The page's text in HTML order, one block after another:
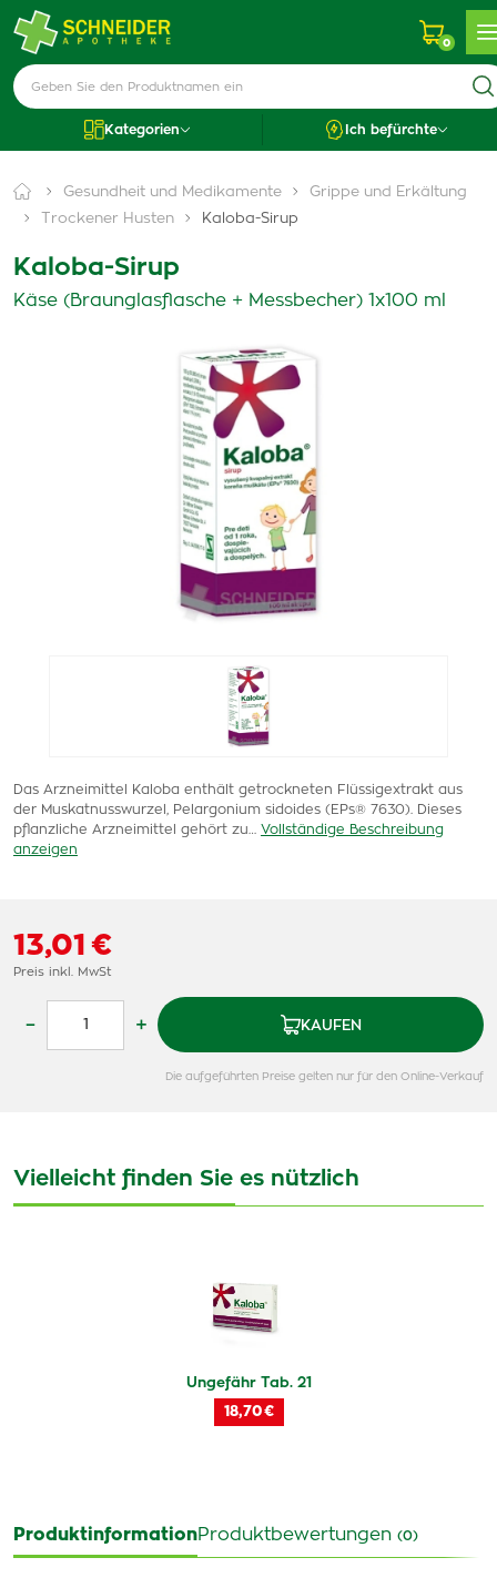
0
Kategorien Ich befürchte
Gesundheit und Medikamente
Grippe und Erkältung
Trockener Husten
Kaloba-Sirup
Kaloba-Sirup
Käse (Braunglasflasche + Messbecher) 1x100 ml
Das Arzneimittel Kaloba enthält getrockneten Flüssigextrakt aus
der Muskatnusswurzel, Pelargonium sidoides (EPs® 7630). Dieses
pflanzliche Arzneimittel gehört zu…
Vollständige Beschreibung
anzeigen
13,01 €
Preis inkl. MwSt
– + KAUFEN
Die aufgeführten Preise gelten nur für den Online-Verkauf
Vielleicht finden Sie es nützlich
Ungefähr Tab. 21
18,70 €
ProduktinformationProduktbewertungen (0)